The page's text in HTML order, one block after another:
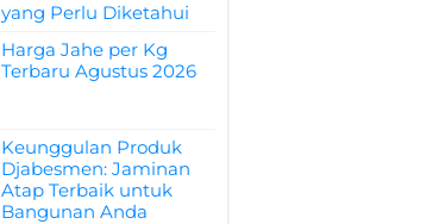
yang Perlu Diketahui
Harga Jahe per Kg
Terbaru Agustus 2026
Keunggulan Produk
Djabesmen: Jaminan
Atap Terbaik untuk
Bangunan Anda